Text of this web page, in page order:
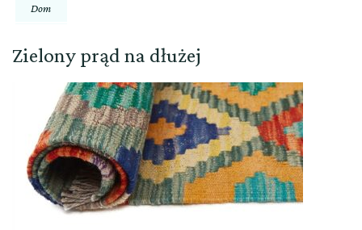
Dom
Zielony prąd na dłużej